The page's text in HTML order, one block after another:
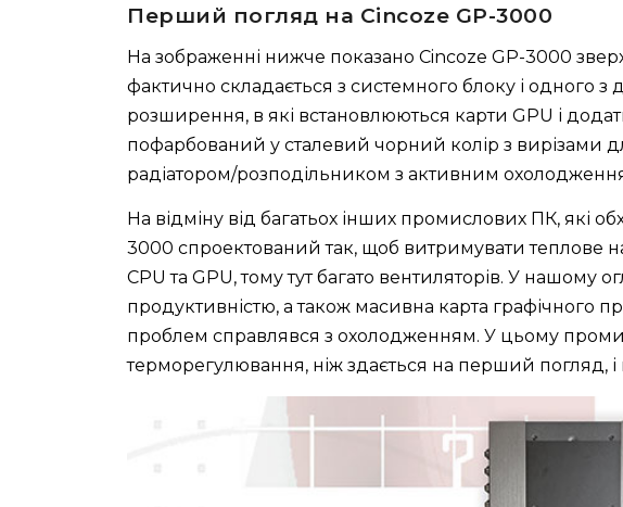
Перший погляд на Cincoze GP-3000
На зображенні нижче показано Cincoze GP-3000
фактично складається з системного блоку і одного
розширення, в які встановлюються карти GPU і
пофарбований у сталевий чорний колір з вирізами
радіатором/розподільником з активним
На відміну від багатьох інших промислових ПК, які
3000 спроектований так, щоб витримувати теплове
CPU та GPU, тому тут багато вентиляторів. У нашому
продуктивністю, а також масивна карта графічного
проблем справлявся з охолодженням. У цьому
терморегулювання, ніж здається на перший погляд, і